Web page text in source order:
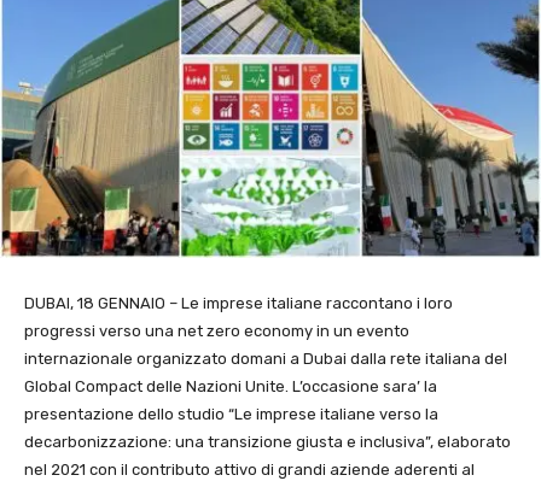
DUBAI, 18 GENNAIO – Le imprese italiane raccontano i loro
progressi verso una net zero economy in un evento
internazionale organizzato domani a Dubai dalla rete italiana del
Global Compact delle Nazioni Unite. L’occasione sara’ la
presentazione dello studio “Le imprese italiane verso la
decarbonizzazione: una transizione giusta e inclusiva”, elaborato
nel 2021 con il contributo attivo di grandi aziende aderenti al